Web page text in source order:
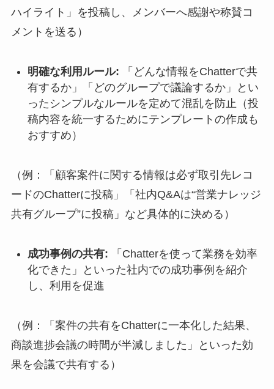
ハイライト」を投稿し、メンバーへ感謝や称賛コ
メントを送る）
明確な利用ルール: 「どんな情報をChatterで共
有するか」「どのグループで議論するか」とい
ったシンプルなルールを定めて混乱を防止（投
稿内容を統一するためにテンプレートの作成も
おすすめ）
（例：「顧客案件に関する情報は必ず取引先レコ
ードのChatterに投稿」「社内Q&Aは“営業ナレッジ
共有グループ”に投稿」など具体的に決める）
成功事例の共有: 「Chatterを使って業務を効率
化できた」といった社内での成功事例を紹介
し、利用を促進
（例：「案件の共有をChatterに一本化した結果、
商談進捗会議の時間が半減しました」といった効
果を会議で共有する）